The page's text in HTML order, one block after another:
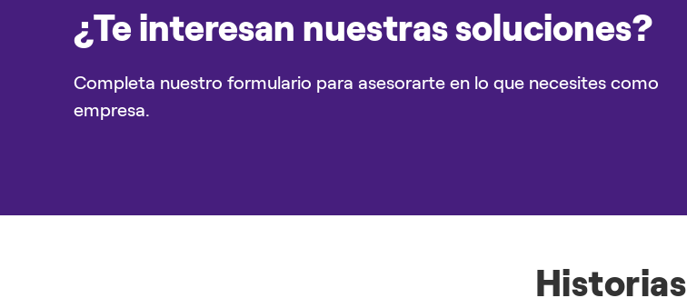
¿Te interesan nuestras soluciones?
Completa nuestro formulario para asesorarte en lo que necesites como
empresa.
Historias